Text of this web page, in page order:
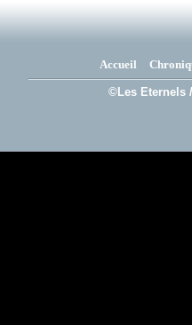
Accueil
©Les Eternels